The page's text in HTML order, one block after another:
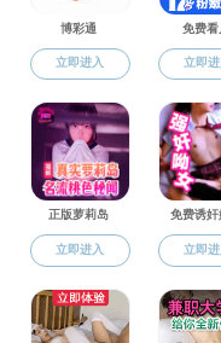
本科生
培养方案
实践教学
精品课程